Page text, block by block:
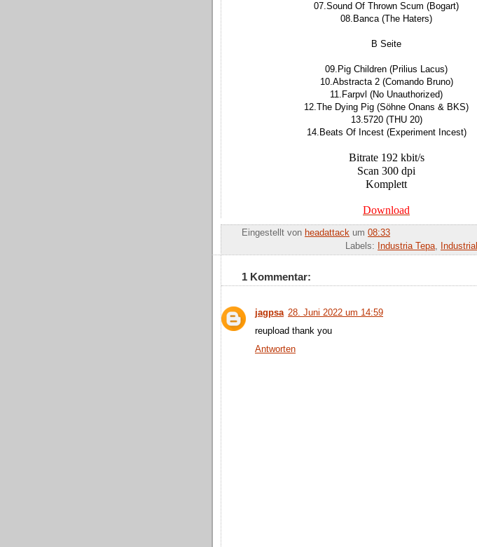
07.Sound Of Thrown Scum (Bogart)
08.Banca (The Haters)
B Seite
09.Pig Children (Prilius Lacus)
10.Abstracta 2 (Comando Bruno)
11.Farpvl (No Unauthorized)
12.The Dying Pig (Söhne Onans & BKS)
13.5720 (THU 20)
14.Beats Of Incest (Experiment Incest)
Bitrate 192 kbit/s
Scan 300 dpi
Komplett
Download
Eingestellt von headattack um 08:33
Labels:
Industria Tepa, Industrial
1 Kommentar:
jagpsa 28. Juni 2022 um 14:59
reupload thank you
Antworten